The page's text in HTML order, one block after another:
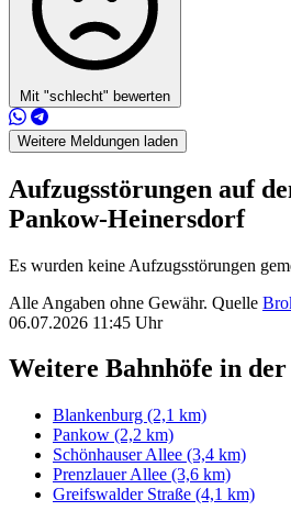
Mit "schlecht" bewerten
Weitere Meldungen laden
Aufzugsstörungen auf
Pankow-Heinersdorf
Es wurden keine Aufzugsstörungen
Alle Angaben ohne Gewähr. Quelle
06.07.2026 11:45 Uhr
Weitere Bahnhöfe in der
Blankenburg (2,1 km)
Pankow (2,2 km)
Schönhauser Allee (3,4 km)
Prenzlauer Allee (3,6 km)
Greifswalder Straße (4,1 km)